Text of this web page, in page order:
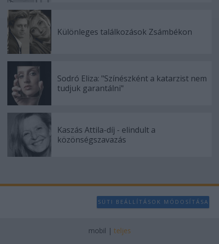
functionality and fraud prevention, and other
user protection.Különleges találkozások Zsámbékon
Sodró Eliza: "Színészként a katarzist nem
tudjuk garantálni"
Kaszás Attila-díj - elindult a
közönségszavazás
SÜTI BEÁLLÍTÁSOK MÓDOSÍTÁSA
mobil | teljes